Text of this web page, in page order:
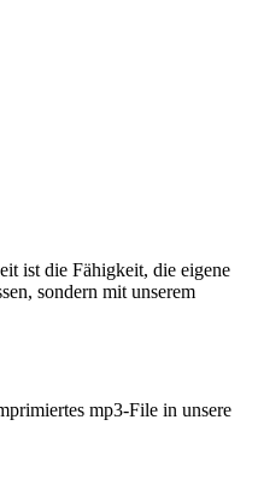
ist die Fähigkeit, die eigene
sondern mit unserem
mp3-File in unsere